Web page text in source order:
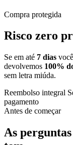
Compra protegida
Risco zero
Se em até 7 dias
devolvemos 100%
sem letra miúda.
Reembolso integral
pagamento
Antes de começar
As